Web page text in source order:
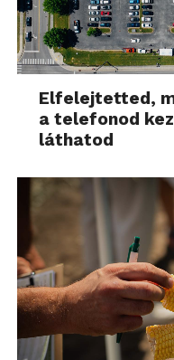
Elfelejtetted,
a telefonod
láthatod